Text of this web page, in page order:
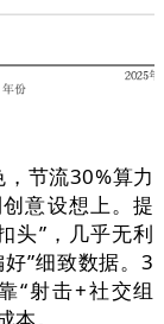
节流30%算力
意设想上。提
头”，几乎无利
”细致数据。3
“射击+社交组
。